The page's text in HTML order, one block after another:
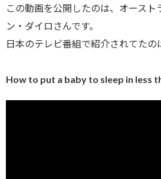
この動画を公開したのは、オースト
ン・ダイロさんです。
日本のテレビ番組で紹介されてたの
How to put a baby to sleep in less